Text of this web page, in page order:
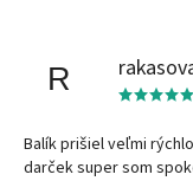
R
Balík prišiel veľmi
darček super som